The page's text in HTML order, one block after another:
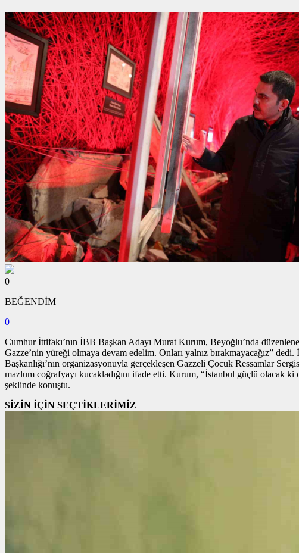
0
BEĞENDİM
0
Cumhur İttifakı’nın İBB Başkan Adayı Murat Kurum, Beyoğlu’nda
Gazze’nin yüreği olmaya devam edelim. Onları yalnız bırakmayacağız”
Başkanlığı’nın organizasyonuyla gerçekleşen Gazzeli Çocuk Ressamlar
mazlum coğrafyayı kucakladığını ifade etti. Kurum, “İstanbul güçlü olacak
şeklinde konuştu.
SİZİN İÇİN SEÇTİKLERİMİZ